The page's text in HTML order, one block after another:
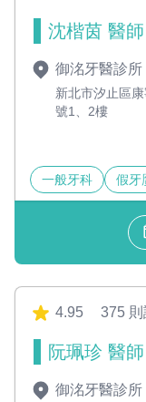
沈楷茵 醫師
御洺牙醫診所
新北市汐止區
號1、2樓
一般牙科 假牙
4.95 375 則
阮珮珍 醫師
御洺牙醫診所